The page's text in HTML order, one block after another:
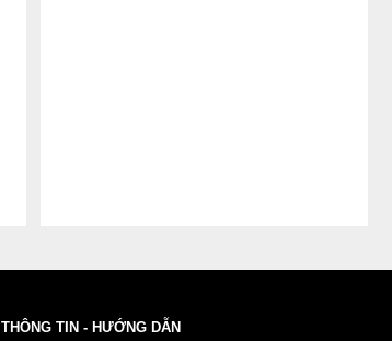
THÔNG TIN - HƯỚNG DẪN